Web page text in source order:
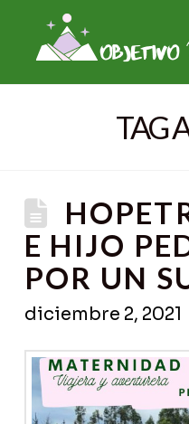
TAG
E HIJO
POR UN
diciembre 2, 2021